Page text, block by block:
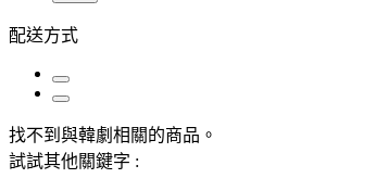
配送方式
找不到與韓劇 相關的商品 。
試試其他關鍵字 :